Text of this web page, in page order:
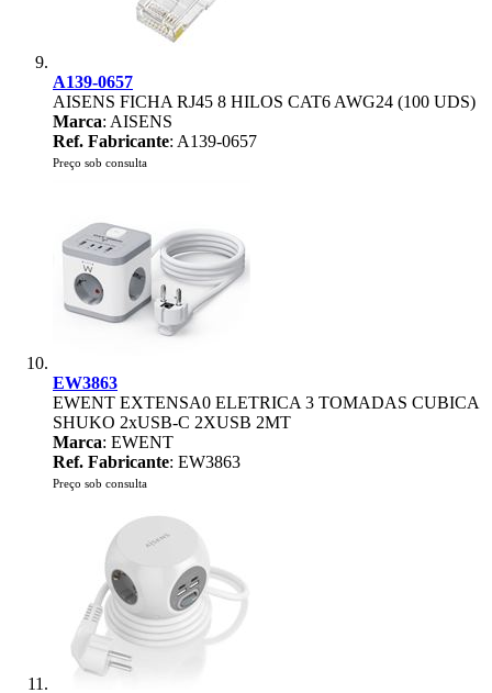
A139-0657
AISENS FICHA RJ45 8 HILOS CAT6 AWG24 (100 UDS)
Marca: AISENS
Ref. Fabricante: A139-0657
Preço sob consulta
EW3863
EWENT EXTENSA0 ELETRICA 3 TOMADAS CUBICA
SHUKO 2xUSB-C 2XUSB 2MT
Marca: EWENT
Ref. Fabricante: EW3863
Preço sob consulta